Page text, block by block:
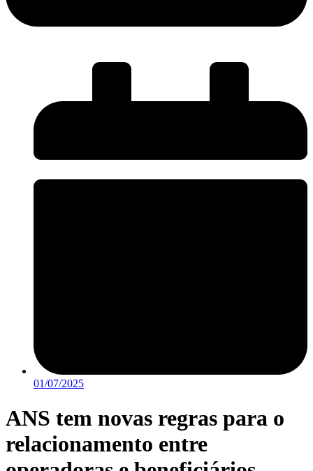
01/07/2025
ANS tem novas regras para o
relacionamento entre